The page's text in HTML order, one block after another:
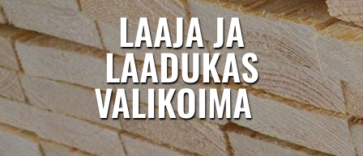
LAAJA JA
LAADUKAS
VALIKOIMA